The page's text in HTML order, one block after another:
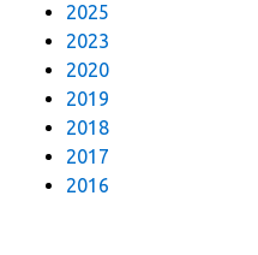
2025
2023
2020
2019
2018
2017
2016